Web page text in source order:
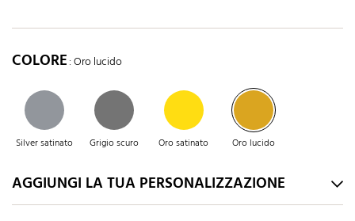
COLORE: Oro lucido
Silver satinato Grigio scuro Oro satinato Oro lucido
AGGIUNGI LA TUA PERSONALIZZAZIONE